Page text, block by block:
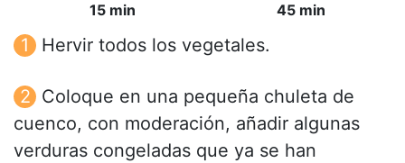
15 min
45 min
Hervir todos los vegetales.
Coloque en una pequeña chuleta de
cuenco, con moderación, añadir algunas
verduras congeladas que ya se han